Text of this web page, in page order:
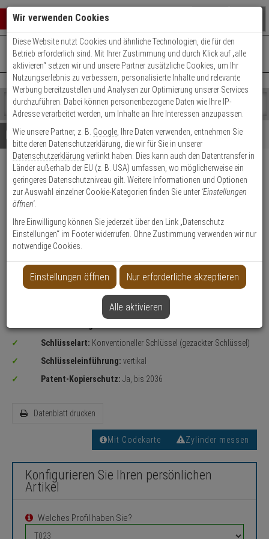
Warenkorb schließen
0 ARTIKEL IM WARENKORB
Ihr Warenkorb ist momentan leer.
Ergebnisse ()
Fertig
Shop
durchsuchen
Bitte
geben
Sie
mindestens
Zeichen
ein,
um
Suche
Es
wurde
noch
Kategorien
Suche
gestartet
+49 (0)821 899 493-0Mo. - Do.: 8:00 - 16:30 | Fr.: 8:00 - 14:00 Uhr
Kontaktservice nutzen
Details Beratung
WILKA Vorhangschloss Carat
S1 nach Sicherungskarte
Carat S1 Vorhangschloss, Nachzylinder-Einzelschließung
Schlüsselart: Konventioneller Schlüssel (gezackter Schlüssel)
Schlüsseleinführung: vertikal
Patent-Kopierschutz: Ja, bis 2036
Datenblatt drucken
Mit Codekarte Zylinder messen
Konfigurieren Sie Ihren persönlichen
Artikel
Welches Profil haben Sie?
Wir verwenden Cookies
Diese Website nutzt Cookies und ähnliche Technologien, die für den
Betrieb erforderlich sind. Mit Ihrer Zustimmung und durch Klick auf „alle
aktivieren“ setzen wir und unsere Partner zusätzliche Cookies, um Ihr
Nutzungserlebnis zu verbessern, personalisierte Inhalte und relevante
Werbung bereitzustellen und Analysen zur Optimierung unserer Services
durchzuführen. Dabei können personenbezogene Daten wie Ihre IP-
Adresse verarbeitet werden, um Inhalte an Ihre Interessen anzupassen.
Wie unsere Partner, z. B. Google , Ihre Daten verwenden, entnehmen Sie
bitte deren Datenschutzerklärung, die wir für Sie in unserer
Datenschutzerklärung verlinkt haben. Dies kann auch den Datentransfer in
Länder außerhalb der EU (z. B. USA) umfassen, wo möglicherweise ein
geringeres Datenschutzniveau gilt. Weitere Informationen und Optionen
zur Auswahl einzelner Cookie-Kategorien finden Sie unter 'Einstellungen
öffnen'.
Ihre Einwilligung können Sie jederzeit über den Link „Datenschutz
Einstellungen“ im Footer widerrufen. Ohne Zustimmung verwenden wir nur
notwendige Cookies.
Einstellungen öffnen Nur erforderliche akzeptieren
Alle aktivieren